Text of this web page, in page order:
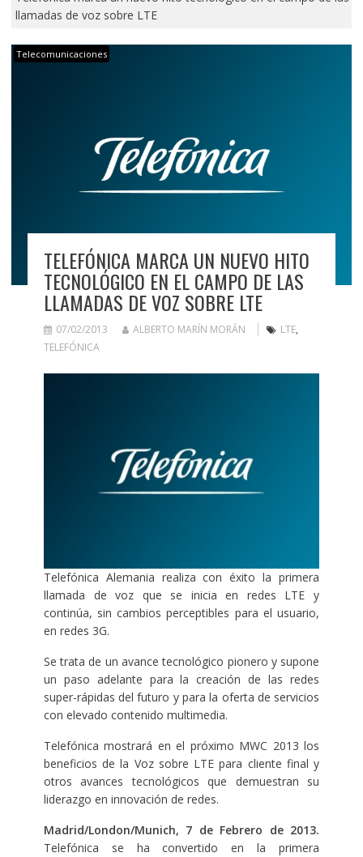
llamadas de voz sobre LTE
Telecomunicaciones
TELEFÓNICA MARCA UN NUEVO HITO
TECNOLÓGICO EN EL CAMPO DE LAS
LLAMADAS DE VOZ SOBRE LTE
07/02/2013 ALBERTO MARÍN MORÁN LTE,
TELEFÓNICA
Telefónica Alemania realiza con éxito la primera
llamada de voz que se inicia en redes LTE y
continúa, sin cambios perceptibles para el usuario,
en redes 3G.
Se trata de un avance tecnológico pionero y supone
un paso adelante para la creación de las redes
super-rápidas del futuro y para la oferta de servicios
con elevado contenido multimedia.
Telefónica mostrará en el próximo MWC 2013 los
beneficios de la Voz sobre LTE para cliente final y
otros avances tecnológicos que demuestran su
liderazgo en innovación de redes.
Madrid/London/Munich, 7 de Febrero de 2013.
Telefónica se ha convertido en la primera